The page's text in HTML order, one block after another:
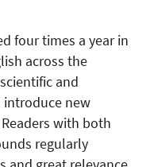
four times a year in
across the
and
introduce new
with both
regularly